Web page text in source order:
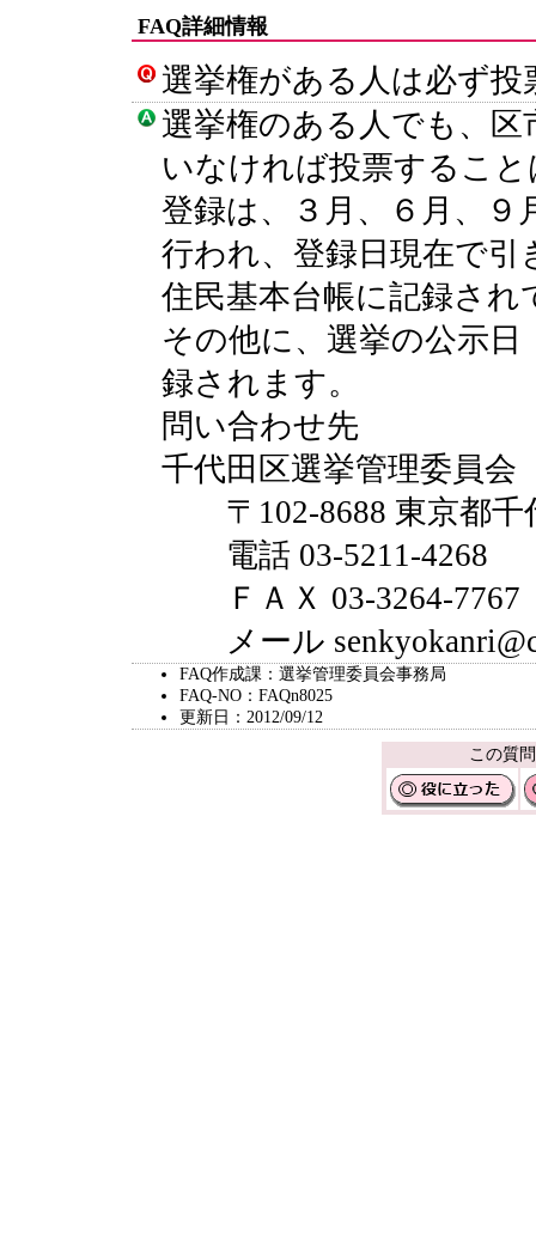
FAQ詳細情報
選挙権がある人は必ず
選挙権のある人でも、
いなければ投票するこ
登録は、３月、６月、９
行われ、登録日現在で
住民基本台帳に記録さ
その他に、選挙の公示
録されます。
問い合わせ先
千代田区選挙管理委員会
〒102-8688 東京都千
電話 03-5211-4268
ＦＡＸ 03-3264-7767
メール
FAQ作成課：選挙管理委員会事務局
FAQ-NO：FAQn8025
更新日：2012/09/12
この質